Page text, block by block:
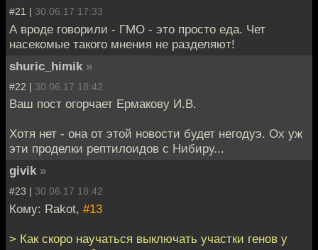
#21 | 30.06.17 17:33
А вроде говорили - ГМО - это просто еда. Чет
насекомые такого мнения не разделяют!
shuric_himik »
#22 | 30.06.17 18:42
Ваш пост огорчает Ермакову И.В.
Хотя нет - она от этой новости будет негодуэ. Ох уж
эти проделки рептилоидов с Нибиру...
givik »
#23 | 30.06.17 18:42
Кому: Rakot, #13
> Как скоро научаться выключать участки генов у